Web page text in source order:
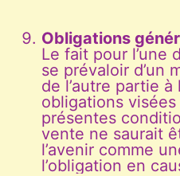
Obligations
Le fait pour l’une
se prévaloir d’un
de l’autre partie
obligations
présentes
vente ne saurait
l’avenir comme
l’obligation en